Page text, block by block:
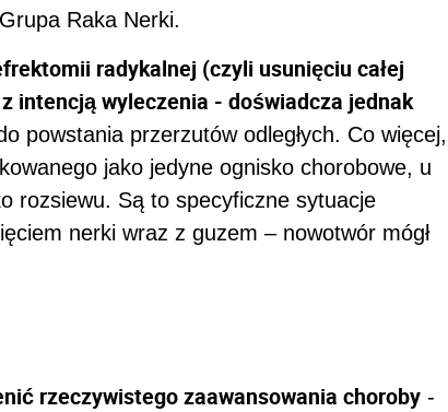
Raka Nerki.
radykalnej (czyli usunięciu całej
intencją wyleczenia - doświadcza jednak
powstania przerzutów odległych. Co więcej,
jako jedyne ognisko chorobowe, u
rozsiewu. Są to specyficzne sytuacje
nerki wraz z guzem – nowotwór mógł
rzeczywistego zaawansowania choroby -